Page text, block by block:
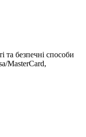
та безпечні способи
MasterCard,